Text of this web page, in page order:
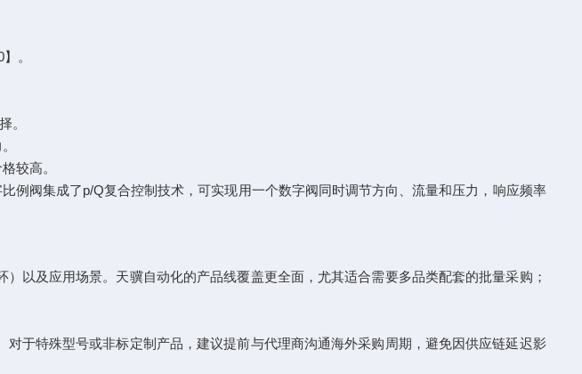
。
。
较高。
例阀集成了p/Q复合控制技术，可实现用一个数字阀同时调节方向、流量和压力，响应频率
以及应用场景。天骥自动化的产品线覆盖更全面，尤其适合需要多品类配套的批量采购；
于特殊型号或非标定制产品，建议提前与代理商沟通海外采购周期，避免因供应链延迟影